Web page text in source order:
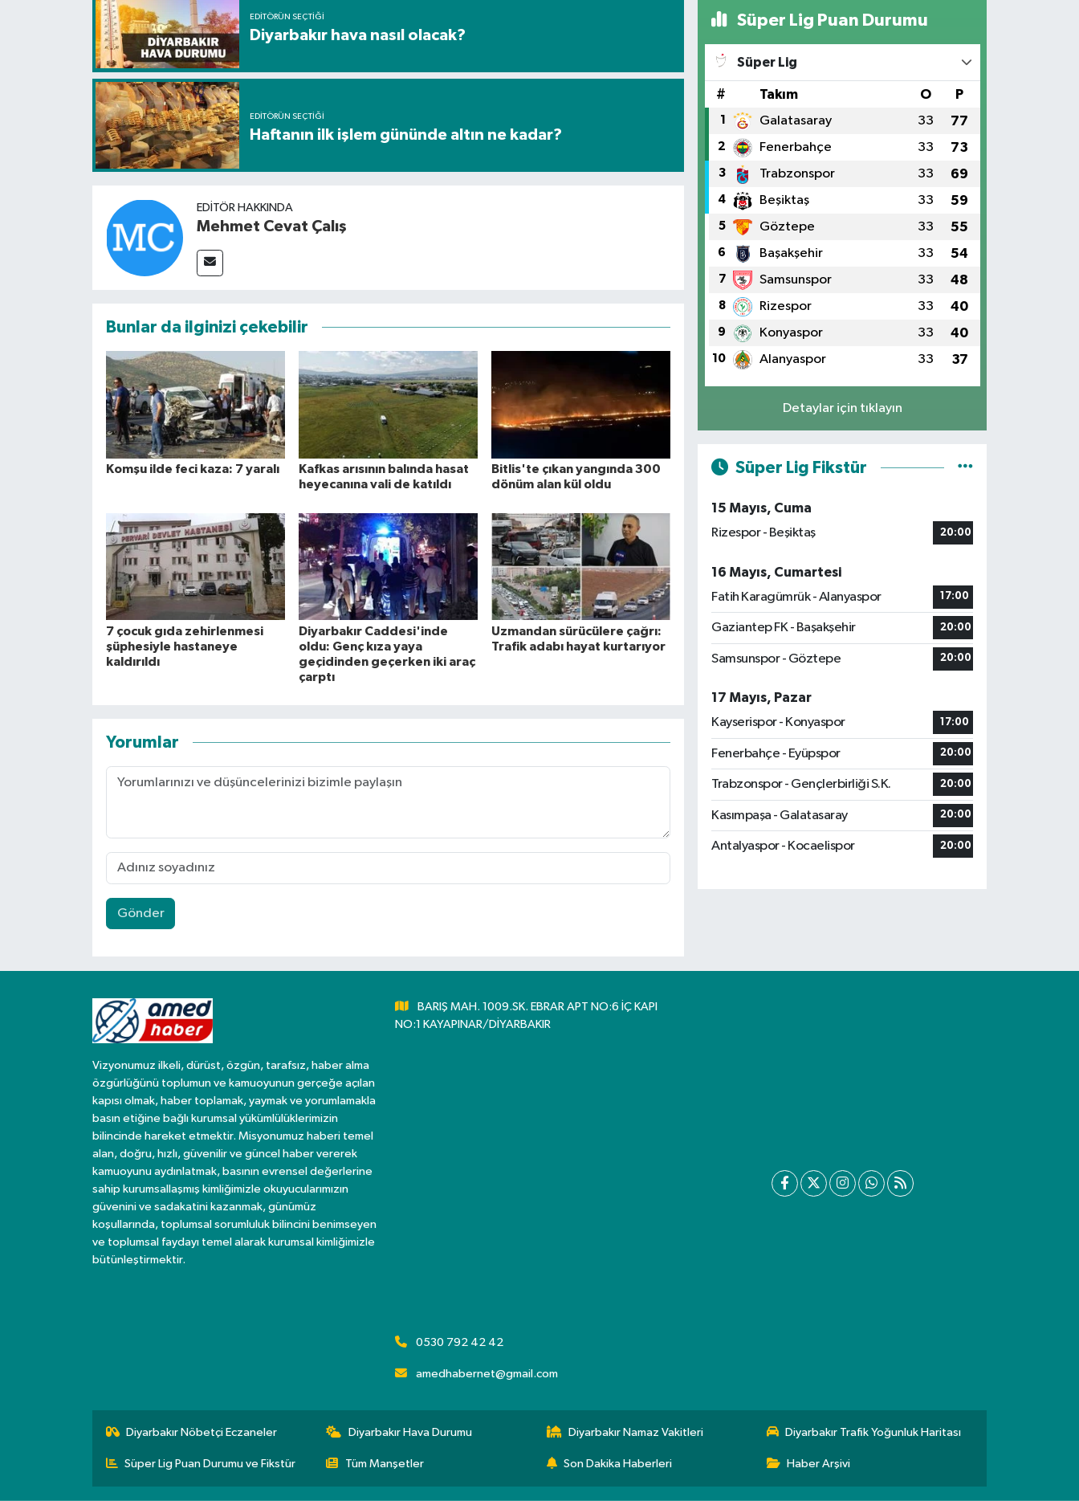
EDITÖRÜN SEÇTIĞI
Diyarbakır hava nasıl olacak?
EDITÖRÜN SEÇTIĞI
Haftanın ilk işlem gününde altın ne kadar?
EDITÖR HAKKINDA
Mehmet Cevat Çalış
Bunlar da ilginizi çekebilir
Komşu ilde feci kaza: 7 yaralı
Kafkas arısının balında hasat
heyecanına vali de katıldı
Bitlis'te çıkan yangında 300
dönüm alan kül oldu
7 çocuk gıda zehirlenmesi
şüphesiyle hastaneye
kaldırıldı
Diyarbakır Caddesi'inde
oldu: Genç kıza yaya
geçidinden geçerken iki araç
çarptı
Uzmandan sürücülere çağrı:
Trafik adabı hayat kurtarıyor
Yorumlar
Gönder
Süper Lig Puan Durumu
Süper Lig
# Takım O P
1 Galatasaray 33 77
2 Fenerbahçe 33 73
3 Trabzonspor 33 69
4 Beşiktaş 33 59
5 Göztepe 33 55
6 Başakşehir 33 54
7 Samsunspor 33 48
8 Rizespor 33 40
9 Konyaspor 33 40
10 Alanyaspor 33 37
Detaylar için tıklayın
Süper Lig Fikstür
15 Mayıs, Cuma
Rizespor - Beşiktaş
20:00
16 Mayıs, Cumartesi
Fatih Karagümrük - Alanyaspor
17:00
Gaziantep FK - Başakşehir 20:00
Samsunspor - Göztepe 20:00
17 Mayıs, Pazar
Kayserispor - Konyaspor
17:00
Fenerbahçe - Eyüpspor 20:00
Trabzonspor - Gençlerbirliği S.K. 20:00
Kasımpaşa - Galatasaray 20:00
Antalyaspor - Kocaelispor 20:00
Vizyonumuz ilkeli, dürüst, özgün, tarafsız, haber alma
özgürlüğünü toplumun ve kamuoyunun gerçeğe açılan
kapısı olmak, haber toplamak, yaymak ve yorumlamakla
basın etiğine bağlı kurumsal yükümlülüklerimizin
bilincinde hareket etmektir. Misyonumuz haberi temel
alan, doğru, hızlı, güvenilir ve güncel haber vererek
kamuoyunu aydınlatmak, basının evrensel değerlerine
sahip kurumsallaşmış kimliğimizle okuyucularımızın
güvenini ve sadakatini kazanmak, günümüz
koşullarında, toplumsal sorumluluk bilincini benimseyen
ve toplumsal faydayı temel alarak kurumsal kimliğimizle
bütünleştirmektir.
BARIŞ MAH. 1009.SK. EBRAR APT NO:6 İÇ KAPI
NO:1 KAYAPINAR/DİYARBAKIR
0530 792 42 42
amedhabernet@gmail.com
Diyarbakır Nöbetçi Eczaneler Diyarbakır Hava Durumu Diyarbakır Namaz Vakitleri Diyarbakır Trafik Yoğunluk Haritası
Süper Lig Puan Durumu ve Fikstür Tüm Manşetler Son Dakika Haberleri Haber Arşivi